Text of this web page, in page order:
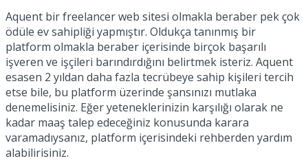
Aquent bir freelancer web sitesi olmakla beraber pek çok
ödüle ev sahipliği yapmıştır. Oldukça tanınmış bir
platform olmakla beraber içerisinde birçok başarılı
işveren ve işçileri barındırdığını belirtmek isteriz. Aquent
esasen 2 yıldan daha fazla tecrübeye sahip kişileri tercih
etse bile, bu platform üzerinde şansınızı mutlaka
denemelisiniz. Eğer yeteneklerinizin karşılığı olarak ne
kadar maaş talep edeceğiniz konusunda karara
varamadıysanız, platform içerisindeki rehberden yardım
alabilirisiniz.